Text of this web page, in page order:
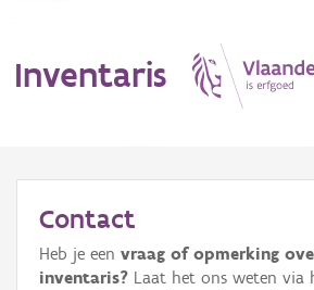
Inventaris
Erfgoedobject
Contact
Heb je een vraag of opmerking
inventaris? Laat het ons weten via